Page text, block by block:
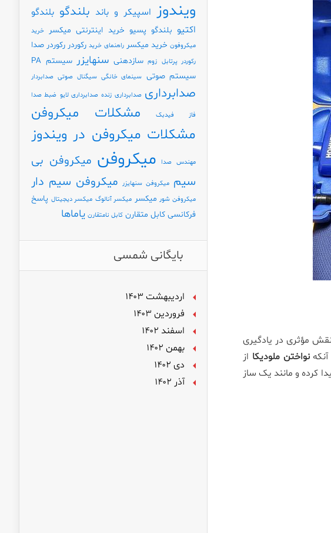
مؤثری در یادگیری
آنکهنواختن ملودیکا از
کرده و مانند یک ساز
ویندوز اسپیکر و باند بلندگو بلندگو
اکتیو بلندگو پسیو خرید اینترنتی میکسر
خرید
میکروفون خرید میکسر راهنمای خرید رکوردر رکوردر صدا
رکوردر پرتابل زوم سازدهنی سنهایزر سیستم PA
سیستم صوتی سینمای خانگی سیگنال صوتی صدابردار
صدابرداری صدابرداری زنده صدابرداری لایو ضبط صدا
فاز فیدبک مشکلات میکروفن
مشکلات میکروفن در ویندوز
مهندس صدا میکروفن میکروفن بی
سیم میکروفن سنهایزر میکروفن سیم دار
میکروفن شور میکسر میکسر آنالوگ میکسر دیجیتال پاسخ
فرکانسی کابل متقارن کابل نامتقارن یاماها
بایگانی شمسی
اردیبهشت ۱۴۰۳
فروردین ۱۴۰۳
اسفند ۱۴۰۲
بهمن ۱۴۰۲
دی ۱۴۰۲
آذر ۱۴۰۲